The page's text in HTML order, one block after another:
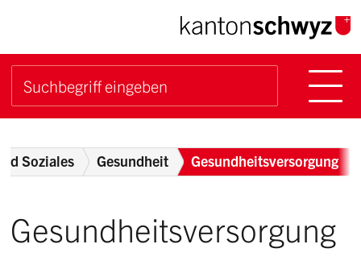
Navigieren im Kanton
Schnellnavigation
Suchbegriff
Breadcrumb
Soziales Gesundheit Gesundheitsversorgung
Gesundheitsversorgung